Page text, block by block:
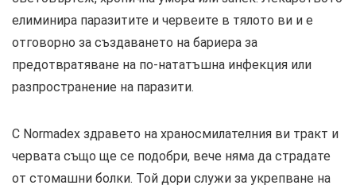
елиминира паразитите и червеите в тялото ви и е
отговорно за създаването на бариера за
предотвратяване на по-нататъшна инфекция или
разпространение на паразити.
С Normadex здравето на храносмилателния ви тракт и
червата също ще се подобри, вече няма да страдате
от стомашни болки. Той дори служи за укрепване на